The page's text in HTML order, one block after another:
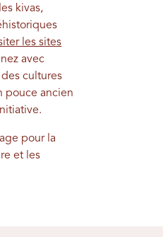
kivas,
les sites
avec
cultures
pouce ancien
pour la
et les